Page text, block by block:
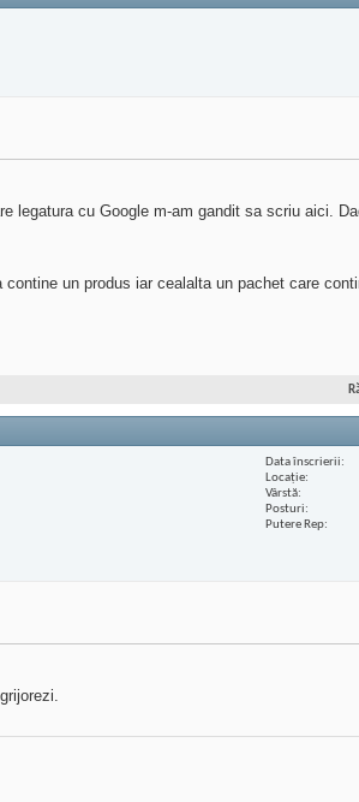
legatura cu Google m-am gandit sa scriu aici.
un produs iar cealalta un pachet care
Data înscrierii
Locaţie
Vârstă
Posturi
Putere Rep